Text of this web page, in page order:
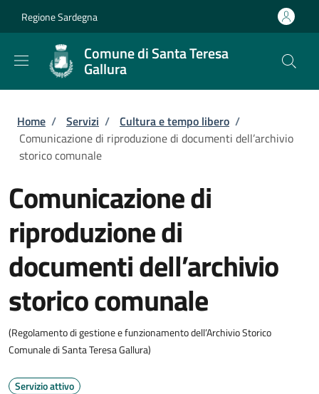
Regione Sardegna
Comune di Santa Teresa
Gallura
Briciole di pane
Home / Servizi / Cultura e tempo libero /
Comunicazione di riproduzione di documenti dell’archivio
storico comunale
Comunicazione di
riproduzione di
documenti dell’archivio
storico comunale
(Regolamento di gestione e funzionamento dell’Archivio Storico
Comunale di Santa Teresa Gallura)
Servizio attivo